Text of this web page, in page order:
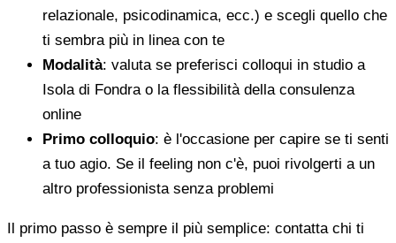
relazionale, psicodinamica, ecc.) e scegli quello che
ti sembra più in linea con te
Modalità: valuta se preferisci colloqui in studio a
Isola di Fondra o la flessibilità della consulenza
online
Primo colloquio: è l'occasione per capire se ti senti
a tuo agio. Se il feeling non c'è, puoi rivolgerti a un
altro professionista senza problemi
Il primo passo è sempre il più semplice: contatta chi ti